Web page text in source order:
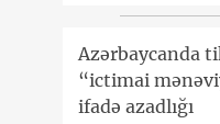
Azərbaycanda
“ictimai
ifadə azadlığı